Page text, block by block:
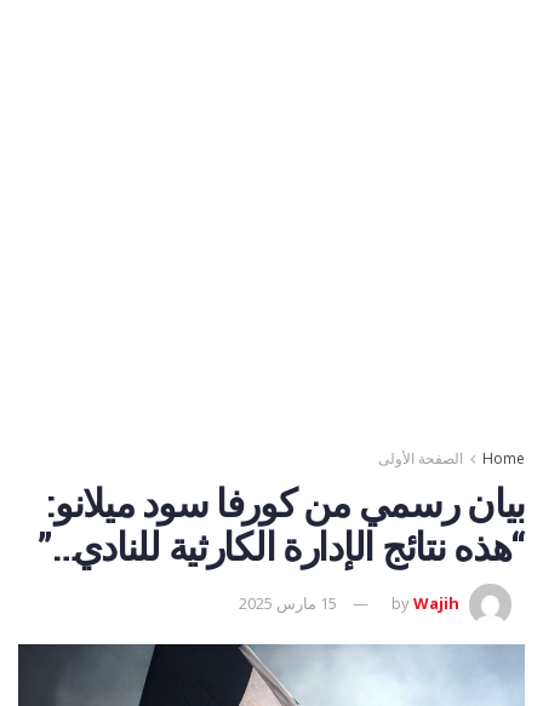
Home الصفحة الأولى
بيان رسمي من كورفا سود ميلانو:
“هذه نتائج الإدارة الكارثية للنادي…”
byWajih 15 مارس 2025